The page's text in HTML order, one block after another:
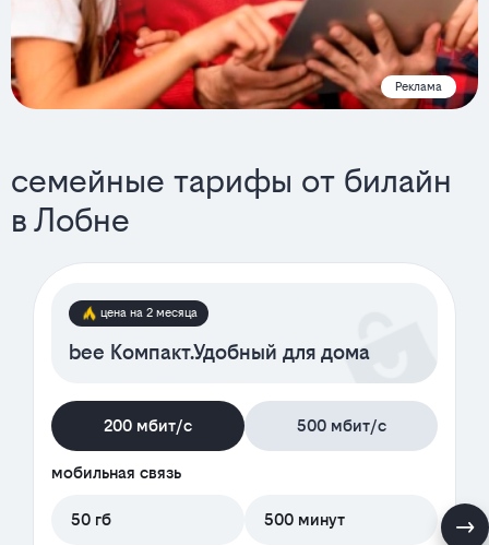
Реклама
семейные тарифы от билайн
в Лобне
цена на 2 месяца
bee Компакт.Удобный для дома
200 мбит/с 500 мбит/с
мобильная связь
50 гб 500 минут